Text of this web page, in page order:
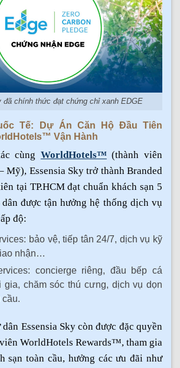
đã chính thức đạt chứng chỉ xanh EDGE
Tế: Dự Án Căn Hộ Đầu Tiên
Vận Hành
cùng WorldHotels™(thành viên
Mỹ), Essensia Sky trở thành Branded
tại TP.HCM đạt chuẩn khách sạn 5
được tận hưởng hệ thống dịch vụ
độ:
bảo vệ, tiếp tân 24/7, dịch vụ kỹ
nhận…
concierge riêng, đầu bếp cá
gia, chăm sóc thú cưng, dịch vụ dọn
cầu.
Essensia Sky còn được đặc quyền
WorldHotels Rewards™, tham gia
sạn toàn cầu, hưởng các ưu đãi như